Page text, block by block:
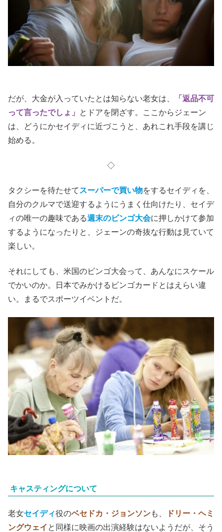
だが、大金が入っていたとは知らない老女は、
「返品不可
って言ったでしょ」
とドアを閉ざす。ここからジェーン
は、どうにかセイディに近づこうと、あれこれ手段を講じ
始める。
◇
タクシーを待たせて スーパーで買い物をするセイディを、
自分のクルマで送迎するようにうまく仕向けたり、セイデ
ィの唯一の趣味である週末のビンゴ大会に押しかけて参加
するようになったりと、ジェーンの奇抜な行動は見ていて
楽しい。
それにしても、 米国のビンゴ大会って、あんなにスケール
でかいのか。日本でみかけるビンゴカードとはえらい違
い。まるでスポーツイベントだ。
キャスティングについて
老女セイディ役のベセドカ・ジョンソンも、
ドリー・ヘミ
ングウェイ と同様に映画の出演経験はないようだが、そう